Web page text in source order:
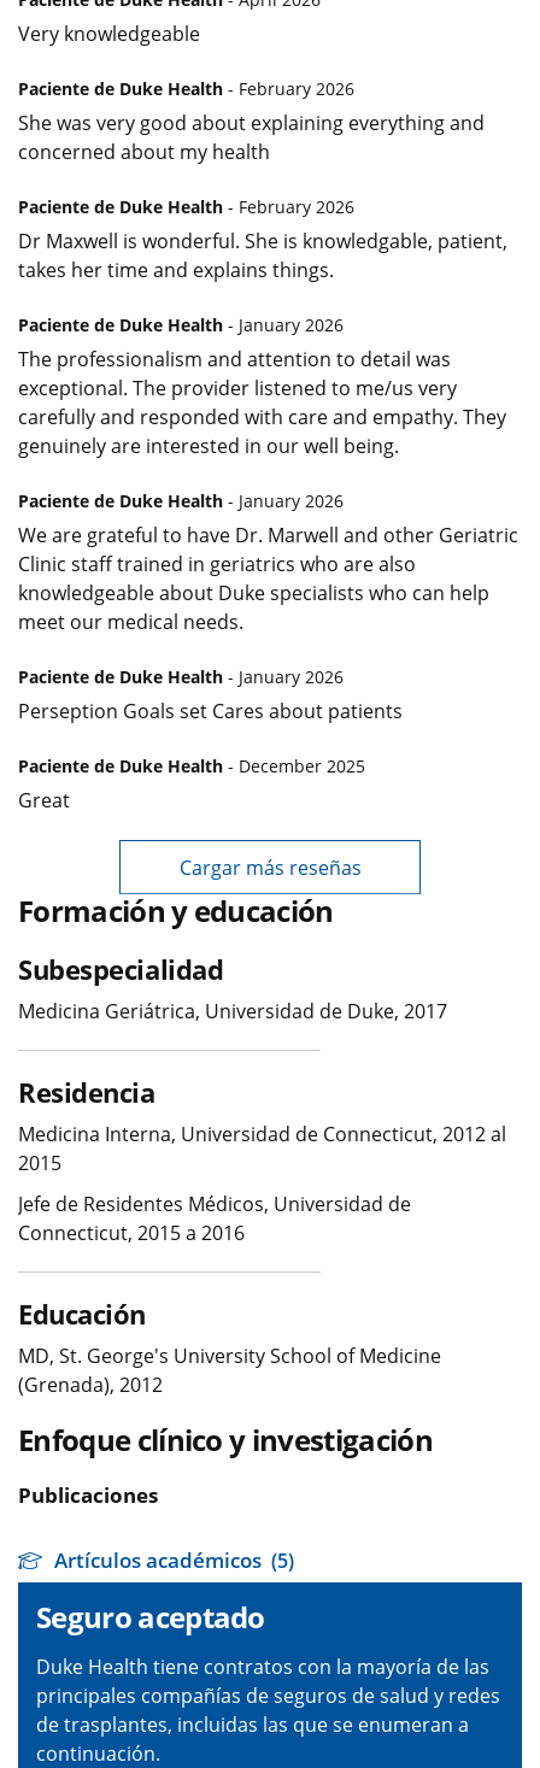
Very knowledgeable
Paciente de Duke Health - February 2026
She was very good about explaining everything and
concerned about my health
Paciente de Duke Health - February 2026
Dr Maxwell is wonderful. She is knowledgable, patient,
takes her time and explains things.
Paciente de Duke Health - January 2026
The professionalism and attention to detail was
exceptional. The provider listened to me/us very
carefully and responded with care and empathy. They
genuinely are interested in our well being.
Paciente de Duke Health - January 2026
We are grateful to have Dr. Marwell and other Geriatric
Clinic staff trained in geriatrics who are also
knowledgeable about Duke specialists who can help
meet our medical needs.
Paciente de Duke Health - January 2026
Perseption Goals set Cares about patients
Paciente de Duke Health - December 2025
Great
Cargar más reseñas
Formación y educación
Subespecialidad
Medicina Geriátrica, Universidad de Duke, 2017
Residencia
Medicina Interna, Universidad de Connecticut, 2012 al
2015
Jefe de Residentes Médicos, Universidad de
Connecticut, 2015 a 2016
Educación
MD, St. George's University School of Medicine
(Grenada), 2012
Enfoque clínico y investigación
Publicaciones
Artículos académicos (5)
Seguro aceptado
Duke Health tiene contratos con la mayoría de las
principales compañías de seguros de salud y redes
de trasplantes, incluidas las que se enumeran a
continuación.